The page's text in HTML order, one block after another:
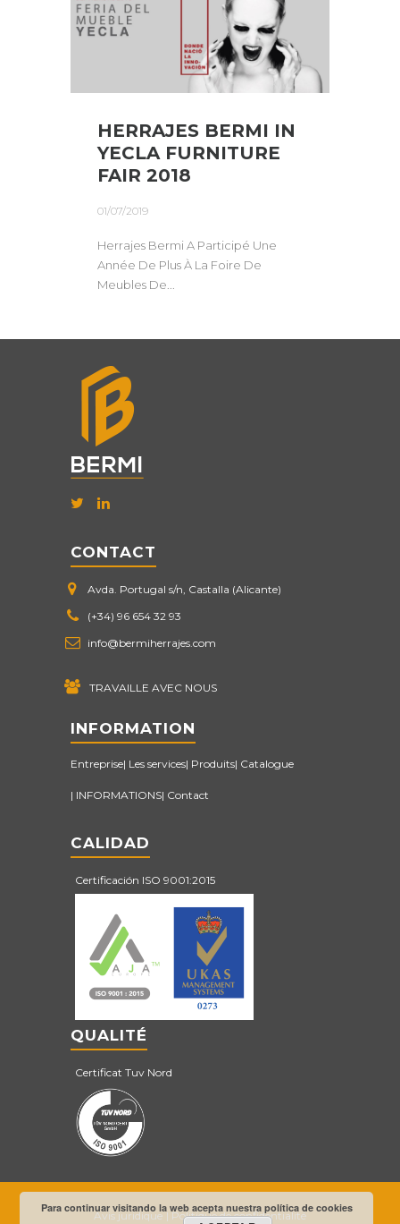
HERRAJES BERMI IN
YECLA FURNITURE
FAIR 2018
01/07/2019
Herrajes Bermi A Participé Une
Année De Plus À La Foire De
Meubles De...
CONTACT
Avda. Portugal s/n, Castalla (Alicante)
(+34) 96 654 32 93
info@bermiherrajes.com
TRAVAILLE AVEC NOUS
INFORMATION
Entreprise Les services Produits Catalogue
INFORMATIONS Contact
CALIDAD
Certificación ISO 9001:2015
QUALITÉ
Certificat Tuv Nord
Avis juridique Politique de confidentialité
Para continuar visitando la web acepta nuestra política de cookies